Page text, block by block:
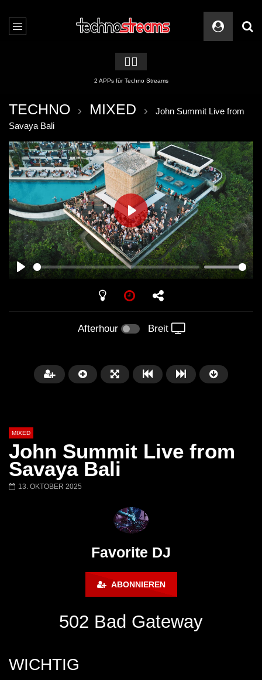
🏳️‍🌈
2 APPs für Techno Streams
TECHNO MIXED
John Summit Live from
Savaya Bali
PLAY
PLAY
Afterhour Breit
MIXED
John Summit Live from
Savaya Bali
13. OKTOBER 2025
Favorite DJ
ABONNIEREN
502 Bad Gateway
WICHTIG